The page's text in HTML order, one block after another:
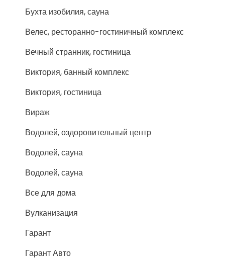
Бухта изобилия, сауна
Велес, ресторанно-гостиничный комплекс
Вечный странник, гостиница
Виктория, банный комплекс
Виктория, гостиница
Вираж
Водолей, оздоровительный центр
Водолей, сауна
Водолей, сауна
Все для дома
Вулканизация
Гарант
Гарант Авто